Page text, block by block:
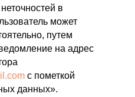
в
может
путем
на адрес
с пометкой
данных».